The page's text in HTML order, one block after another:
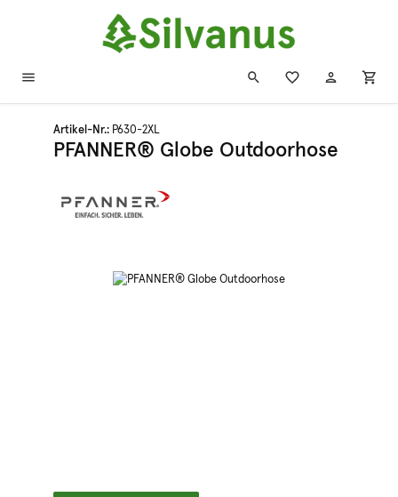
Zum Hauptinhalt springen
Artikel-Nr.: P630-2XL
PFANNER® Globe Outdoorhose
Bildergalerie überspringen